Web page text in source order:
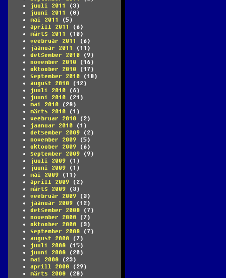
juuli 2011
(3)
juuni 2011
(8)
mai 2011
(5)
aprill 2011
(6)
märts 2011
(10)
veebruar 2011
(6)
jaanuar 2011
(11)
detsember 2010 (9)
november 2010 (16)
oktoober 2010 (17)
september 2010 (18)
august 2010 (12)
juuli 2010 (6)
juuni 2010 (21)
mai 2010 (28)
märts 2010 (1)
veebruar 2010 (2)
jaanuar 2010 (1)
detsember 2009 (2)
november 2009 (5)
oktoober 2009 (6)
september 2009 (9)
juuli 2009 (1)
juuni 2009 (1)
mai 2009 (11)
aprill 2009 (2)
märts 2009 (3)
veebruar 2009 (3)
jaanuar 2009 (12)
detsember 2008 (7)
november 2008 (7)
oktoober 2008 (3)
september 2008 (7)
august 2008 (7)
juuli 2008 (15)
juuni 2008 (20)
mai 2008 (23)
aprill 2008 (29)
märts 2008 (28)